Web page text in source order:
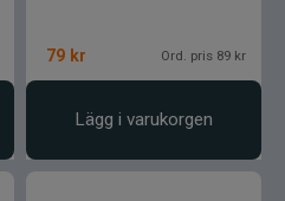
79 kr Ord. pris 89 kr
Lägg i varukorgen